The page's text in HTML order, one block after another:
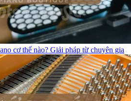
cơ thế nào? Giải pháp từ chuyên gia